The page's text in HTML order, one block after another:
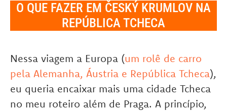
O QUE FAZER EM ČESKÝ KRUMLOV NA
REPÚBLICA TCHECA
Nessa viagem a Europa (um rolê de carro
pela Alemanha, Áustria e República Tcheca),
eu queria encaixar mais uma cidade Tcheca
no meu roteiro além de Praga. A princípio,